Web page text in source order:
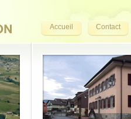
Accueil Contact